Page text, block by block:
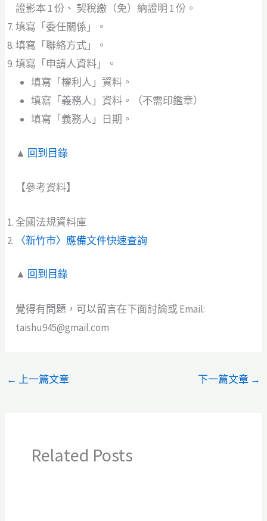
證影本 1 份、 契稅繳（免）納證明 1 份。
填寫「委任關係」。
填寫「聯絡方式」。
填寫「申請人資料」。
填寫「權利人」資料。
填寫「義務人」資料。（不需印鑑章）
填寫「義務人」日期。
▲ 回到目錄
【參考資料】
全國法規資料庫
〈新竹市〉應備文件快速查詢
▲ 回到目錄
覺得有問題，可以留言在下面討論或 Email:
taishu945@gmail.com
← 上一篇文章 下一篇文章 →
Related Posts